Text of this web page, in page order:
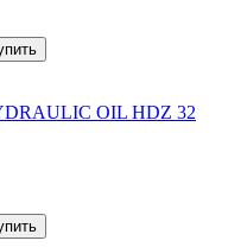
OIL HDZ 32